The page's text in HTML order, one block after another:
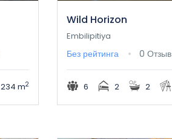
234 m2
Wild Horizon
Embilipitiya
Без рейтинга 0 Отзыв
6 2 2